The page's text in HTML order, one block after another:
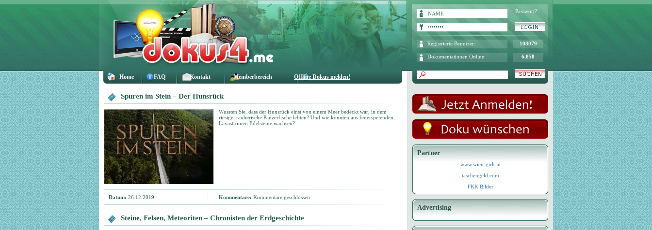
Home FAQ Kontakt Memberbereich Offline Dokus melden!
Passwort?
Registrierte Benutzer: 108079
Dokumentationen Online: 6,858
Spuren im Stein – Der Hunsrück
Wussten Sie, dass der Hunsrück einst von einem Meer bedeckt war, in dem
riesige, räuberische Panzerfische lebten? Und wie konnten aus feuerspeienden
Lavaströmen Edelsteine wachsen?
Datum: 26.12.2019 Kommentare: Kommentare geschlossen
Steine, Felsen, Meteoriten – Chronisten der Erdgeschichte
Partner
www.wien-girls.at
taschengeld.com
FKK Bilder
Advertising